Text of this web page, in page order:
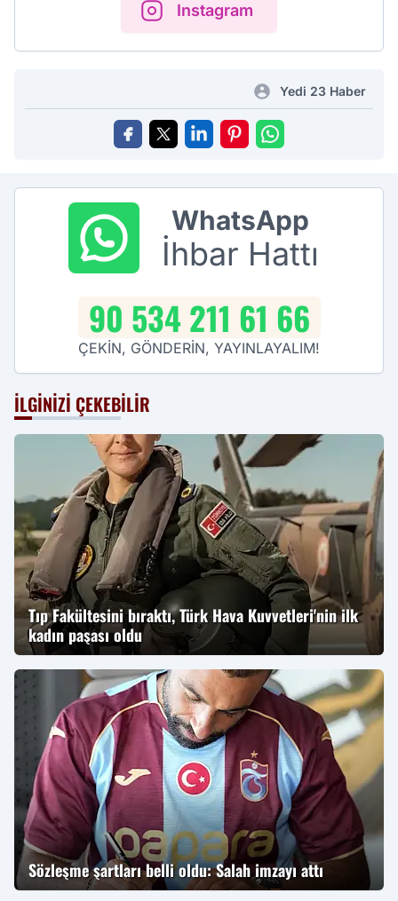
Instagram
Yedi 23 Haber
WhatsApp
İhbar Hattı
90 534 211 61 66
ÇEKİN, GÖNDERİN, YAYINLAYALIM!
İLGINIZI ÇEKEBILIR
Tıp Fakültesini bıraktı, Türk Hava Kuvvetleri'nin ilk
kadın paşası oldu
Sözleşme şartları belli oldu: Salah imzayı attı